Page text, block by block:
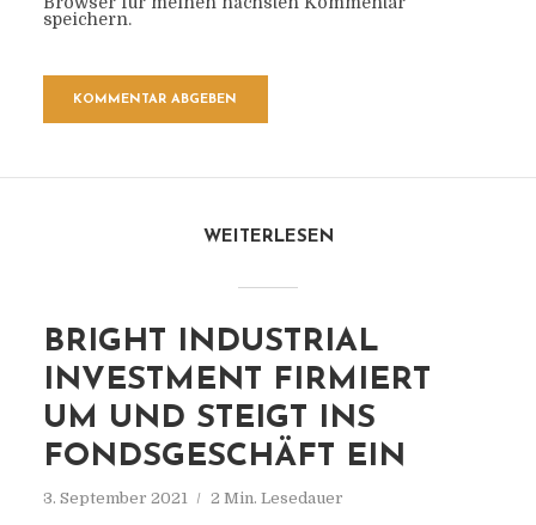
speichern.
WEITERLESEN
BRIGHT INDUSTRIAL
INVESTMENT FIRMIERT
UM UND STEIGT INS
FONDSGESCHÄFT EIN
3. September 2021 2 Min. Lesedauer